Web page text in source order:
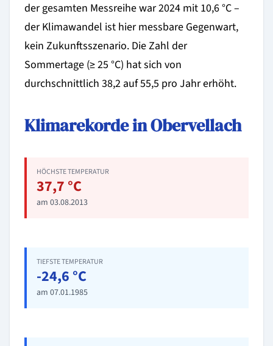
der gesamten Messreihe war 2024 mit 10,6 °C –
der Klimawandel ist hier messbare Gegenwart,
kein Zukunftsszenario. Die Zahl der
Sommertage (≥ 25 °C) hat sich von
durchschnittlich 38,2 auf 55,5 pro Jahr erhöht.
Klimarekorde in Obervellach
HÖCHSTE TEMPERATUR
37,7 °C
am 03.08.2013
TIEFSTE TEMPERATUR
-24,6 °C
am 07.01.1985